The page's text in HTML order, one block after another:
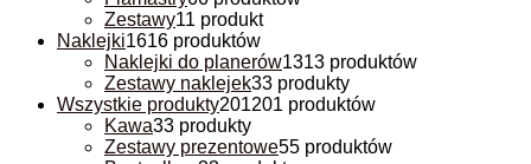
Zestawy11 produkt
Naklejki1616 produktów
Naklejki do planerów1313 produktów
Zestawy naklejek33 produkty
Wszystkie produkty201201 produktów
Kawa33 produkty
Zestawy prezentowe55 produktów